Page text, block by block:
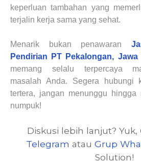
keperluan tambahan yang
terjalin kerja sama yang sehat.
Menarik bukan penawaran
Pendirian PT Pekalongan, Jawa
memang selalu terpercaya
masalah Anda. Segera hubungi
tertera, jangan menunggu hingga
numpuk!
Diskusi lebih lanjut? Yuk,
Telegram atau Grup
Solution!